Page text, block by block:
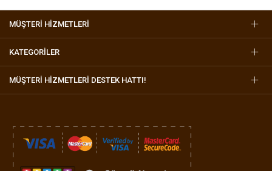
MÜŞTERİ HİZMETLERİ
KATEGORİLER
MÜŞTERI HIZMETLERI DESTEK HATTI!